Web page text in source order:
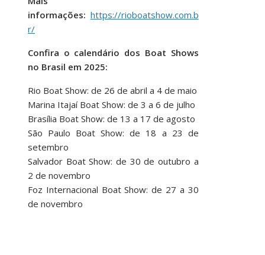
informações: https://rioboatshow.com.b
r/
Confira o calendário dos Boat Shows
no Brasil em 2025:
Rio Boat Show: de 26 de abril a 4 de maio
Marina Itajaí Boat Show: de 3 a 6 de julho
Brasília Boat Show: de 13 a 17 de agosto
São Paulo Boat Show: de 18 a 23 de
setembro
Salvador Boat Show: de 30 de outubro a
2 de novembro
Foz Internacional Boat Show: de 27 a 30
de novembro